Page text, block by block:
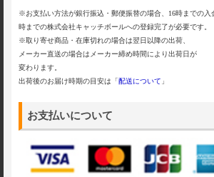
※お支払い方法が銀行振込・郵便振替の場合、16時までの入
時までの株式会社キャッチボールへの登録完了が必要です。
※取り寄せ商品・在庫切れの場合は翌日以降の出荷、
メーカー直送の場合はメーカー締め時間により出荷日が
変わります。
出荷後のお届け時期の目安は「配送について 」
お支払いについて